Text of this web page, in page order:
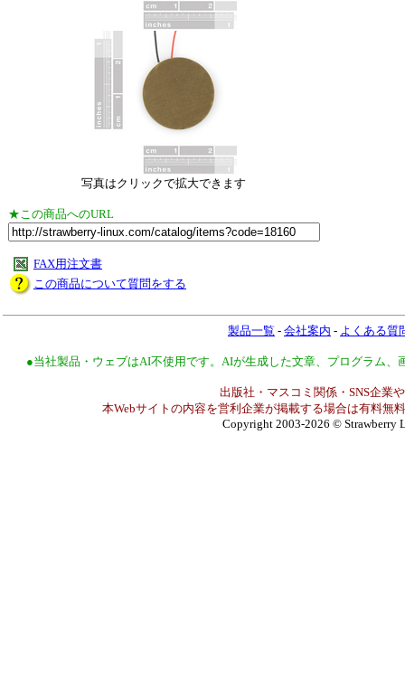
写真はクリックで拡大できます
★この商品へのURL
FAX用注文書
この商品について質問をする
製品一覧 - 会社案内 - よくある質
●当社製品・ウェブはAI不使用です。AIが生成した文章、プログラム
出版社・マスコミ関係・SNS企業
本Webサイトの内容を営利企業が掲載する場合は有料無
Copyright 2003-2026 © Strawberry